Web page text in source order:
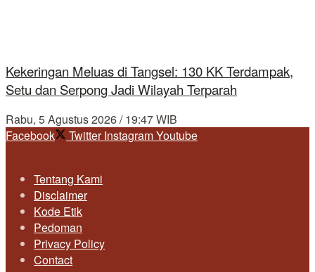
Kekeringan Meluas di Tangsel: 130 KK Terdampak,
Setu dan Serpong Jadi Wilayah Terparah
Rabu, 5 Agustus 2026 / 19:47 WIB
Facebook
Twitter InstagramYoutube
Tentang Kami
Disclaimer
Kode Etik
Pedoman
Privacy Policy
Contact